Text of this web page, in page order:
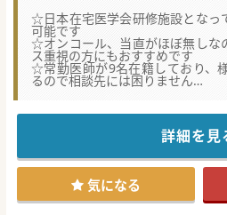
☆日本在宅医学会研修施設となっ
可能です
☆オンコール、当直がほぼ無しな
ス重視の方にもおすすめです
☆常勤医師が9名在籍しており、
るので相談先には困りません
訪問診療を始めたい方にもおすす
行政から「ワークバランス向上」
れ、表彰されたことのある医療機
外来診療が無いので、訪問診療に
診療の見学も可能なのでお気軽に
#秋入職可
詳細を見
気になる